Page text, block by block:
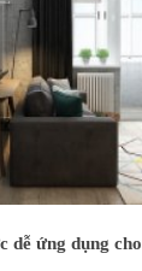
dễ ứng dụng cho